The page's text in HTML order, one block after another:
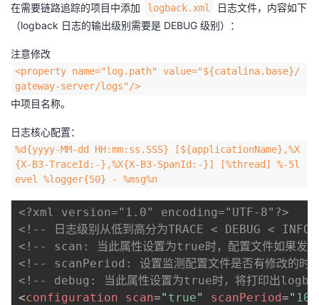
在需要链路追踪的项目中添加 logback.xml
日志文件，内容如下
（logback 日志的输出级别需要是 DEBUG 级别）：
注意修改
<property name="log.path" value="${catalina.base}/
gateway-server/logs"/>
中项目名称。
日志核心配置：
%d{yyyy-MM-dd HH:mm:ss.SSS} [${applicationName},%X
{X-B3-TraceId:-},%X{X-B3-SpanId:-}] [%thread] %-5l
evel %logger{50} - %msg%n
<?xml version="1.0" encoding="UTF-8"?>
<!-- 日志级别从低到高分为TRACE < DEBUG < INFO
<!-- scan: 当此属性设置为true时，配置文件如果发
<!-- scanPeriod: 设置监测配置文件是否有修改的时间
<!-- debug: 当此属性设置为true时，将打印出
<configuration scan=" true" scanPeriod=" 10